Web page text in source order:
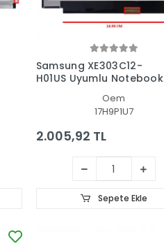
Samsung XE303C12-
H01US Uyumlu Notebook
Oem
17H9P1U7
2.005,92 TL
Sepete Ekle